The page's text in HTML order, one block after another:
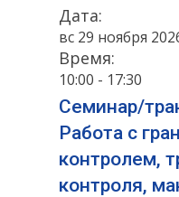
Дата:
вс 29 ноября
Время:
10:00 - 17:30
Семинар/
Работа с
контролем,
контроля,